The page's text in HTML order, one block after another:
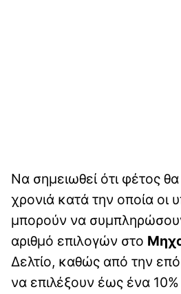
Να σημειωθεί ότι φέτος
χρονιά κατά την οποία οι
μπορούν να
αριθμό επιλογών στο
Δελτίο, καθώς από την
να επιλέξουν έως ένα